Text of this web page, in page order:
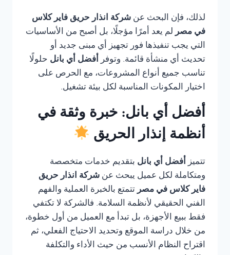
لذلك، فإن البحث عن شركة انذار حريق فاير كلاس
في مصر لم يعد أمرًا مؤجلًا، بل أصبح من الأساسيات
التي يجب تنفيذها فور تجهيز أي مبنى جديد أو
تحديث أي منشأة قائمة. وتوفر أفضل أي بانل حلولًا
تناسب جميع أنواع المشروعات، مع الحرص على
اختيار المكونات المناسبة لكل بيئة تشغيل.
أفضل أي بانل: خبرة وثقة في
أنظمة إنذار الحريق
تتميز أفضل أي بانل بتقديم خدمات متخصصة
ومتكاملة لكل عميل يبحث عن شركة انذار حريق
فاير كلاس في مصر تتمتع بالخبرة العملية والفهم
الفني الحقيقي لأنظمة السلامة. فالشركة لا تكتفي
فقط ببيع الأجهزة، بل تبدأ مع العميل من أول خطوة،
من خلال دراسة الموقع وتحديد الاحتياج الفعلي، ثم
اقتراح النظام الأنسب من حيث الأداء والتكلفة